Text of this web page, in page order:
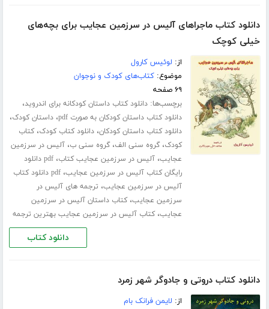
دانلود کتاب ماجراهای آلیس در سرزمین عجایب برای بچه‌های
خیلی کوچک
از: لوئیس کارول
موضوع:کتاب‌های کودک و نوجوان
۶۹ صفحه
برچسب‌ها:دانلود کتاب داستان کودکانه برای اندروید،
دانلود کتاب داستان کودکان به صورت pdf ،داستان کودک،
دانلود کتاب داستان کودکان،دانلود کتاب کودک،کتاب
کودک،گروه سنی الف،گروه سنی ب،آلیس در سرزمین
عجایب،آلیس در سرزمین عجایب کتاب،
pdf دانلود
رایگان کتاب آلیس در سرزمین عجایب،
pdf دانلود کتاب
آلیس در سرزمین عجایب، ترجمه های آلیس در
سرزمین عجایب،کتاب داستان آلیس در سرزمین
عجایب،کتاب آلیس در سرزمین عجایب بهترین ترجمه
دانلود کتاب
دانلود کتاب دروتی و جادوگر شهر زمرد
از: لایمن فرانک بام